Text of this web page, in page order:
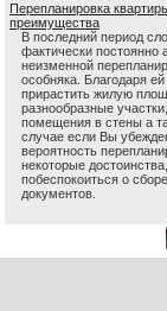
Перепланировка
преимущества
В последний период
фактически постоянно
неизменной
особняка. Благодаря
прирастить жилую
разнообразные
помещения в стены а
случае если Вы
вероятность
некоторые
побеспокоиться о
документов.